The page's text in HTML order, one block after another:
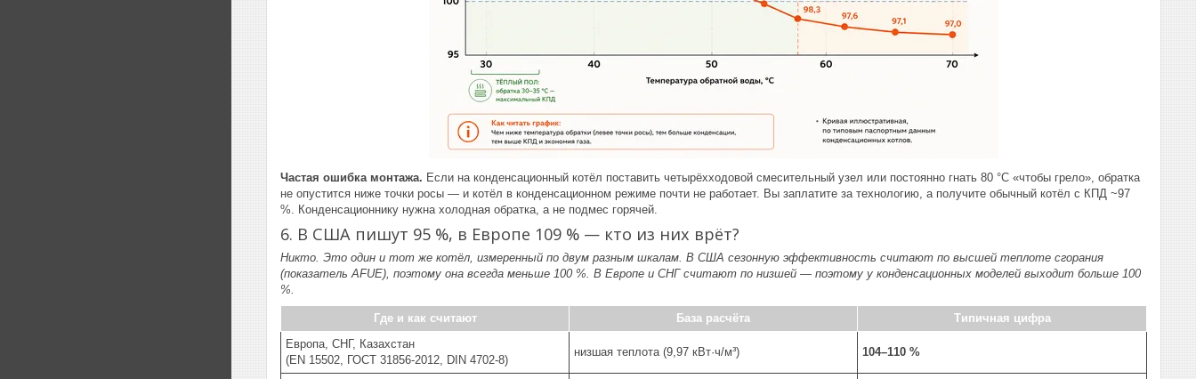
Частая ошибка монтажа. Если на конденсационный котёл поставить четырёхходовой смесительный узел или постоянно гнать 80 °C «чтобы грело», обратка
не опустится ниже точки росы — и котёл в конденсационном режиме почти не работает. Вы заплатите за технологию, а получите обычный котёл с КПД ~97
%. Конденсационнику нужна холодная обратка, а не подмес горячей.
6. В США пишут 95 %, в Европе 109 % — кто из них врёт?
Никто. Это один и тот же котёл, измеренный по двум разным шкалам. В США сезонную эффективность считают по высшей теплоте сгорания
(показатель AFUE), поэтому она всегда меньше 100 %. В Европе и СНГ считают по низшей — поэтому у конденсационных моделей выходит больше 100
%.
Где и как считают База расчёта
Типичная цифра
Европа, СНГ, Казахстан
(EN 15502, ГОСТ 31856-2012, DIN 4702-8)
низшая теплота (9,97 кВт·ч/м³) 104–110 %